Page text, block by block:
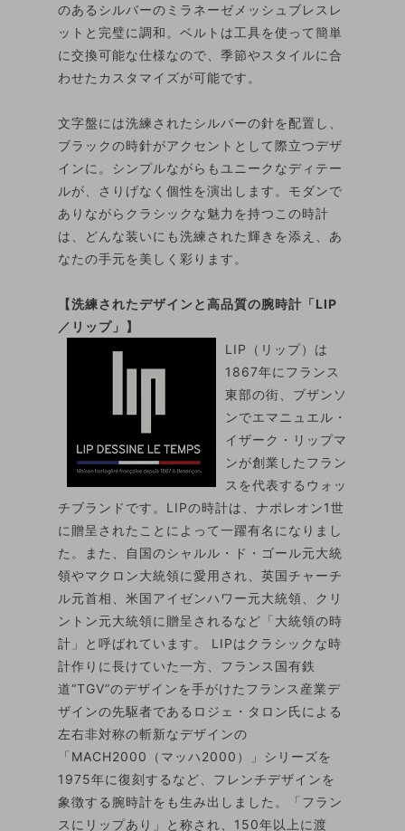
のあるシルバーのミラネーゼメッシュブレスレ
ットと完璧に調和。ベルトは工具を使って簡単
に交換可能な仕様なので、季節やスタイルに合
わせたカスタマイズが可能です。
文字盤には洗練されたシルバーの針を配置し、
ブラックの時針がアクセントとして際立つデザ
インに。シンプルながらもユニークなディテー
ルが、さりげなく個性を演出します。モダンで
ありながらクラシックな魅力を持つこの時計
は、どんな装いにも洗練された輝きを添え、あ
なたの手元を美しく彩ります。
【洗練されたデザインと高品質の腕時計「LIP
／リップ」】
LIP（リップ）は
1867年にフランス
東部の街、ブザンソ
ンでエマニュエル・
イザーク・リップマ
ンが創業したフラン
スを代表するウォッ
チブランドです。LIPの時計は、ナポレオン1世
に贈呈されたことによって一躍有名になりまし
た。また、自国のシャルル・ド・ゴール元大統
領やマクロン大統領に愛用され、英国チャーチ
ル元首相、米国アイゼンハワー元大統領、クリ
ントン元大統領に贈呈されるなど「大統領の時
計」と呼ばれています。 LIPはクラシックな時
計作りに長けていた一方、フランス国有鉄
道“TGV”のデザインを手がけたフランス産業デ
ザインの先駆者であるロジェ・タロン氏による
左右非対称の斬新なデザインの
「MACH2000（マッハ2000）」シリーズを
1975年に復刻するなど、フレンチデザインを
象徴する腕時計をも生み出しました。「フラン
スにリップあり」と称され、150年以上に渡